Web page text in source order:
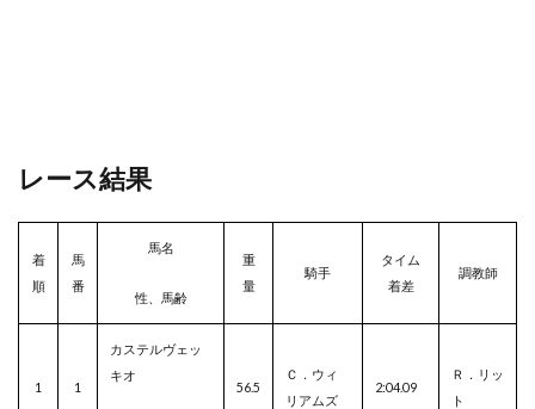
レース結果
着
順
馬
番
馬名
性、馬齢
重
量
騎手
タイム
着差
調教師
1 1
カステルヴェッ
キオ
56.5
Ｃ．ウィ
リアムズ
2:04.09
Ｒ．リッ
ト